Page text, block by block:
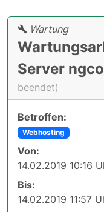
Wartung
Server
beendet)
Betroffen:
Webhosting
Von:
14.02.2019 10:16
Bis:
14.02.2019 11:57